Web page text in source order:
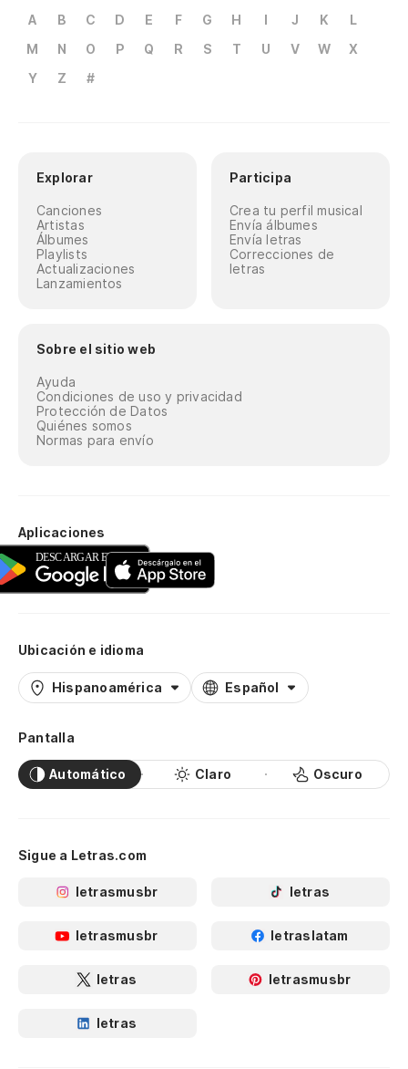
A B C D E F G H I J K
L
M
N O P Q R S T U V W
X
Y
Z #
Explorar
Canciones
Artistas
Álbumes
Playlists
Actualizaciones
Lanzamientos
Participa
Crea tu perfil musical
Envía álbumes
Envía letras
Correcciones de
letras
Sobre el sitio web
Ayuda
Condiciones de uso y privacidad
Protección de Datos
Quiénes somos
Normas para envío
Aplicaciones
Ubicación e idioma
Hispanoamérica Español
Pantalla
Automático Claro Oscuro
Sigue a Letras.com
letrasmusbr letras
letrasmusbr letraslatam
letras letrasmusbr
letras